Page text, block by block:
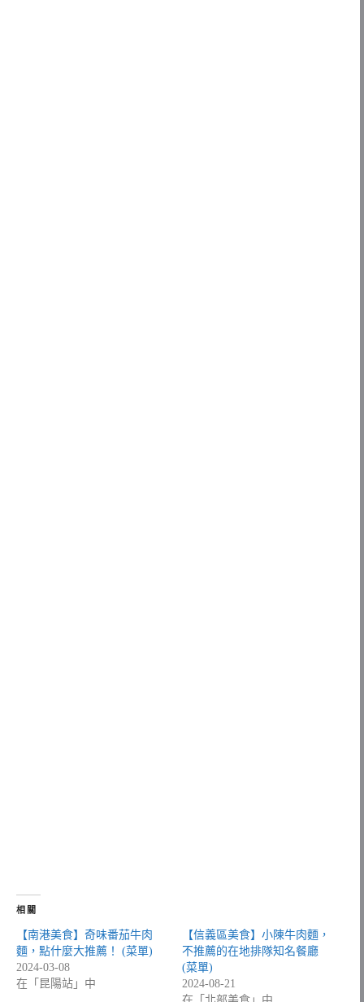
相關
【南港美食】奇味番茄牛肉
麵，點什麼大推薦！ (菜單)
2024-03-08
在「昆陽站」中
【信義區美食】小陳牛肉麵，
不推薦的在地排隊知名餐廳
(菜單)
2024-08-21